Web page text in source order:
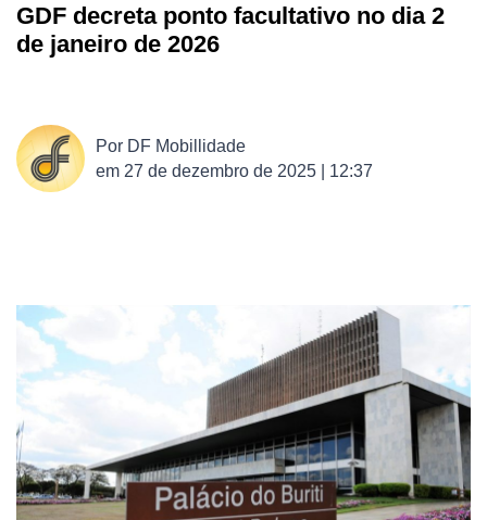
GDF decreta ponto facultativo no dia 2
de janeiro de 2026
Por DF Mobillidade
em 27 de dezembro de 2025 | 12:37